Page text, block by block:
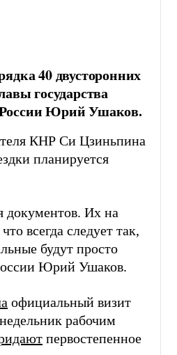
40 двусторонних
государства
Юрий Ушаков.
КНР Си Цзиньпина
планируется
документов. Их на
всегда следует так,
будут просто
Юрий Ушаков.
официальный визит
рабочим
первостепенное